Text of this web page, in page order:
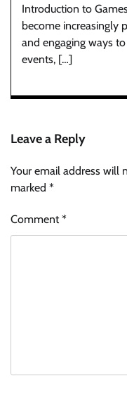
Introduction to
become increasingly
and engaging ways
events, […]
Leave a Reply
Your email address will
marked *
Comment*